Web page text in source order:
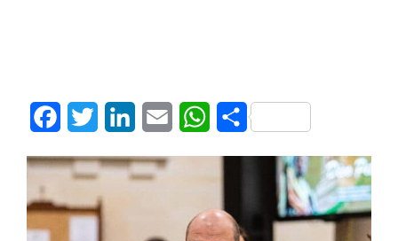
FacebookTwitter LinkedInEmail WhatsApp
Share